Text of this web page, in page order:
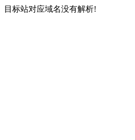
目标站对应域名没有解析!